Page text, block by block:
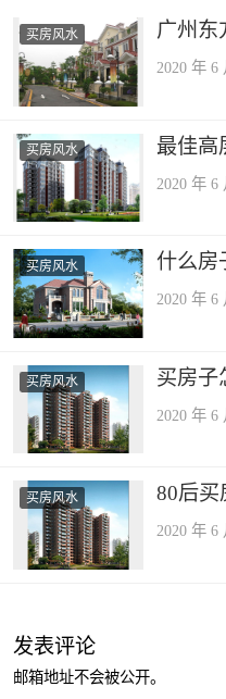
买房风水 广州东
2020 年 6
买房风水 最佳高
2020 年 6
买房风水 什么房
2020 年 6
买房风水 买房子
2020 年 6
买房风水 80后买
2020 年 6
发表评论
邮箱地址不会被公开。